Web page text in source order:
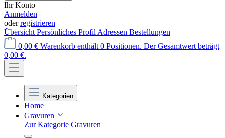
Ihr Konto
Anmelden
oderregistrieren
Übersicht Persönliches Profil Adressen Bestellungen
0,00 € Warenkorb enthält 0 Positionen. Der Gesamtwert beträgt
0,00 €.
Kategorien
Home
Gravuren
Zur Kategorie Gravuren